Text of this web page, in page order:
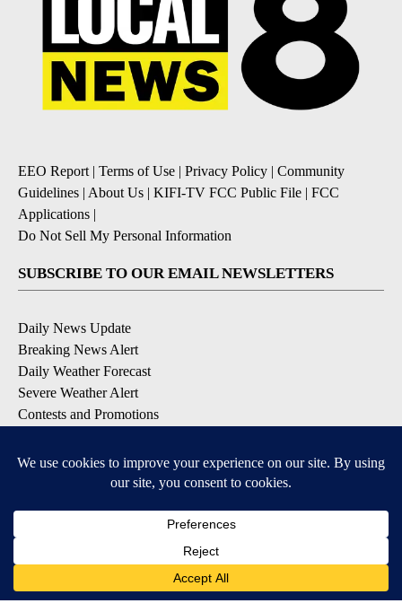
EEO Report | Terms of Use | Privacy Policy | Community
Guidelines | About Us | KIFI-TV FCC Public File | FCC
Applications |
Do Not Sell My Personal Information
SUBSCRIBE TO OUR EMAIL NEWSLETTERS
Daily News Update
Breaking News Alert
Daily Weather Forecast
Severe Weather Alert
Contests and Promotions